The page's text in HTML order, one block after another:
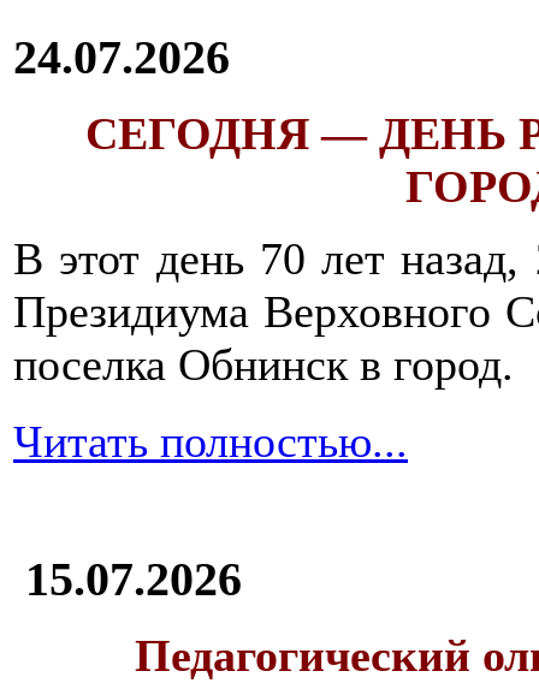
24.07.2026
СЕГОДНЯ — ДЕНЬ
В этот день 70 лет
Президиума Верховного
поселка Обнинск в город.
Читать полностью...
15.07.2026
Педагогический